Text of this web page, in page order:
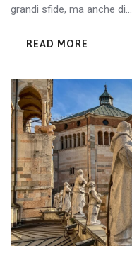
grandi sfide, ma anche di...
READ MORE